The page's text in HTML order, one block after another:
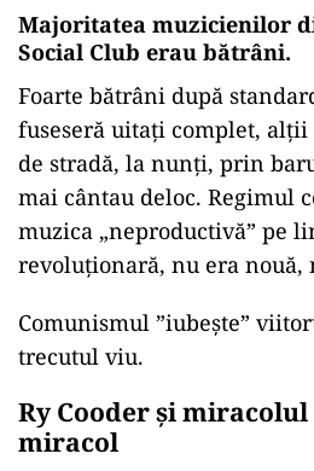
Majoritatea muzicienilor
Social Club erau bătrâni.
Foarte bătrâni după
fuseseră uitați complet,
de stradă, la nunți, prin
mai cântau deloc. Regimul
muzica „neproductivă” pe
revoluționară, nu era nouă,
Comunismul ”iubește”
trecutul viu.
Ry Cooder și
miracol